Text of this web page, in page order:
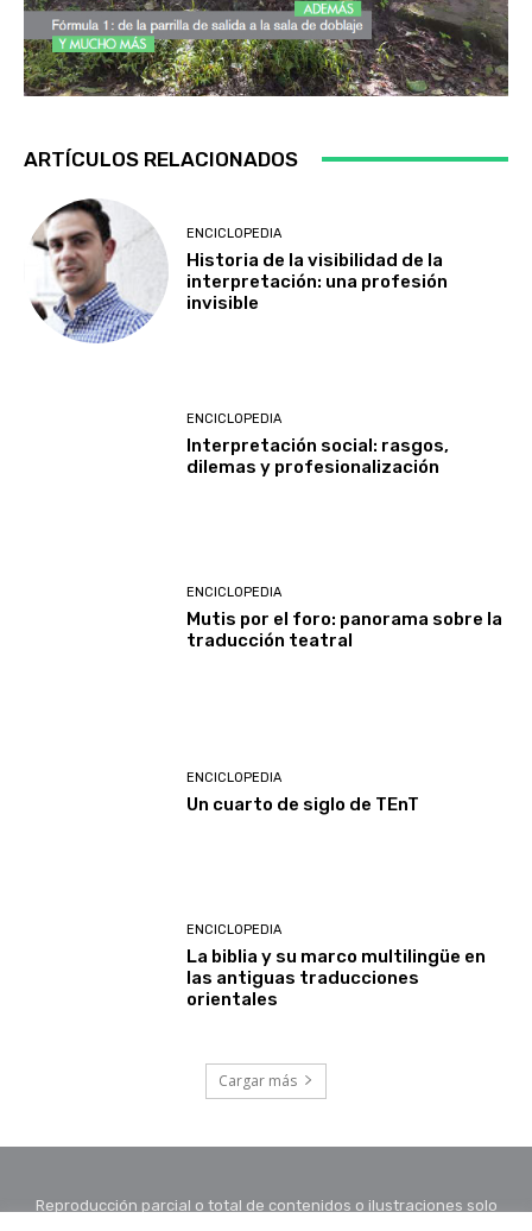
ARTÍCULOS RELACIONADOS
ENCICLOPEDIA
Historia de la visibilidad de la
interpretación: una profesión
invisible
ENCICLOPEDIA
Interpretación social: rasgos,
dilemas y profesionalización
ENCICLOPEDIA
Mutis por el foro: panorama sobre la
traducción teatral
ENCICLOPEDIA
Un cuarto de siglo de TEnT
ENCICLOPEDIA
La biblia y su marco multilingüe en
las antiguas traducciones
orientales
Cargar más
Reproducción parcial o total de contenidos o ilustraciones solo